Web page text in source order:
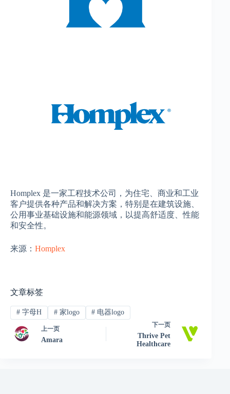
Homplex 是一家工程技术公司，为住宅、商业和工业
客户提供各种产品和解决方案，特别是在建筑设施、
公用事业基础设施和能源领域，以提高舒适度、性能
和安全性。
来源： Homplex
文章标签
#字母H #家logo # 电器logo
上一页
Amara
下一页
Thrive Pet
Healthcare